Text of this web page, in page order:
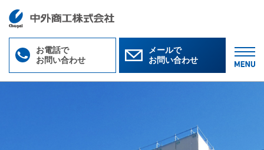
お電話で
お問い合わせ
メールで
お問い合わせ